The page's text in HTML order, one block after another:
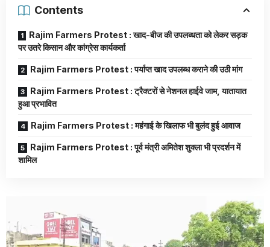
Contents
Rajim Farmers Protest : खाद-बीज की उपलब्धता को लेकर सड़क
पर उतरे किसान और कांग्रेस कार्यकर्ता
Rajim Farmers Protest : पर्याप्त खाद उपलब्ध कराने की उठी मांग
Rajim Farmers Protest : ट्रैक्टरों से नेशनल हाईवे जाम, यातायात
हुआ प्रभावित
Rajim Farmers Protest : महंगाई के खिलाफ भी बुलंद हुई आवाज
Rajim Farmers Protest : पूर्व मंत्री अमितेश शुक्ला भी प्रदर्शन में
शामिल